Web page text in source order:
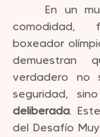
	En un mundo que idolatra la
boxeador
demuestran
verdadero no
seguridad,
deliberada.
del Desafío